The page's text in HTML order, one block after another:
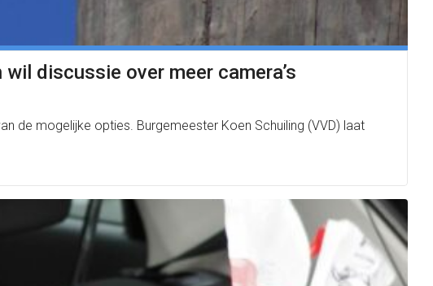
discussie over meer camera’s
de mogelijke opties. Burgemeester Koen Schuiling (VVD) laat